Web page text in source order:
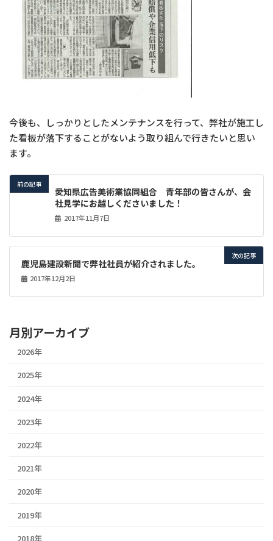
今後も、しっかりとしたメンテナンスを行って、弊社が施工し
た看板が落下することがないよう取り組んで行きたいと思い
ます。
前の記事
愛知県広告美術業協同組合 青年部の皆さんが、会
社見学にお越しくださいました！
2017年11月7日
次の記事
鹿児島建設新聞で弊社社員が紹介されました。
2017年12月2日
月別アーカイブ
2026年
2025年
2024年
2023年
2022年
2021年
2020年
2019年
2018年